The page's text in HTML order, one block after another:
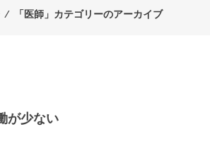
⁄ 「医師」カテゴリーのアーカイブ
が少ない